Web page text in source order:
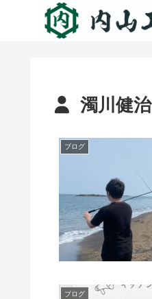
濁川健治
ブログ
ブログ